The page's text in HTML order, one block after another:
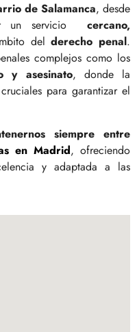
de Salamanca, desde
un servicio cercano,
delderecho penal.
complejos como los
y asesinato, donde la
para garantizar el
siempre entre
en Madrid, ofreciendo
y adaptada a las